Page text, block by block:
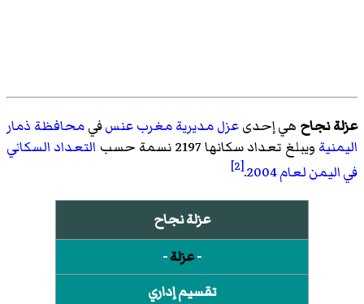
عزلة نجاح هي إحدىعزلمديرية مغرب عنسفيمحافظة ذمار
اليمنية ويبلغ تعداد سكانها 2197 نسمة حسب
التعداد السكاني
في اليمن لعام 2004
.
[2]
عزلة نجاح
-عزلة-
تقسيم إداري